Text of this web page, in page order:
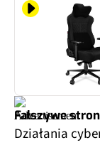
Fałszywe
Działania